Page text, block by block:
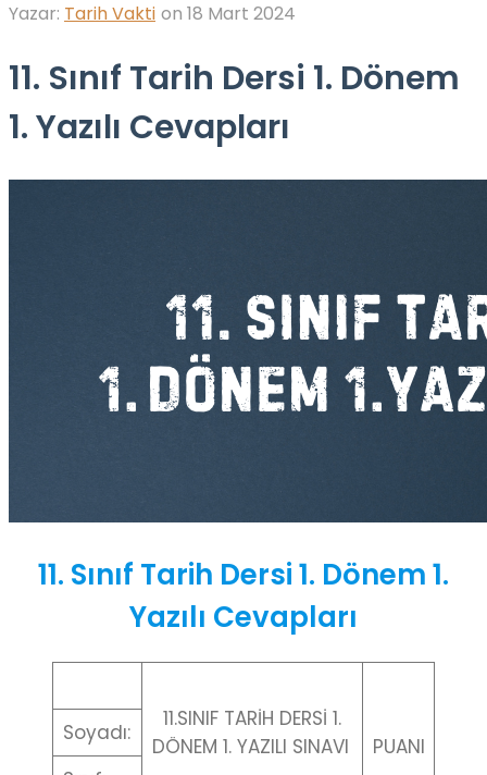
Yazar: Tarih Vakti on 18 Mart 2024
11. Sınıf Tarih Dersi 1. Dönem
1. Yazılı Cevapları
11. Sınıf Tarih Dersi 1. Dönem 1.
Yazılı Cevapları
11.SINIF TARİH DERSİ 1.
DÖNEM 1. YAZILI SINAVI
PUANI
Soyadı: